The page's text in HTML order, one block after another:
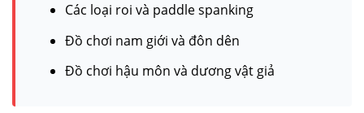
Các loại roi và paddle spanking
Đồ chơi nam giới và đôn dên
Đồ chơi hậu môn và dương vật giả